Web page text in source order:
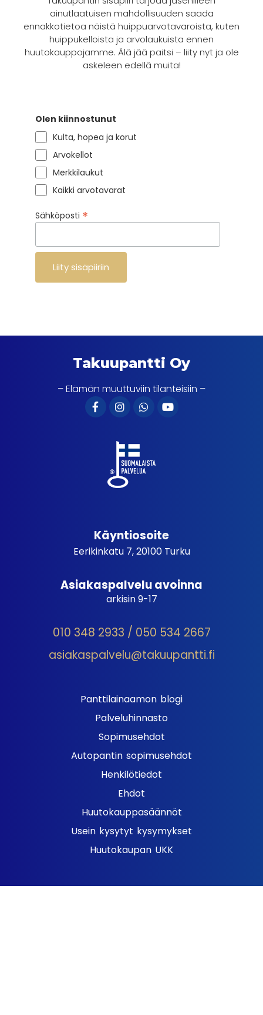
ainutlaatuisen mahdollisuuden saada
ennakkotietoa näistä huippuarvotavaroista, kuten
huippukelloista ja arvolaukuista ennen
huutokauppojamme. Älä jää paitsi – liity nyt ja ole
askeleen edellä muita!
Olen kiinnostunut
Kulta, hopea ja korut
Arvokellot
Merkkilaukut
Kaikki arvotavarat
Sähköposti *
Takuupantti Oy
– Elämän muuttuviin tilanteisiin –
Käyntiosoite
Eerikinkatu 7, 20100 Turku
Asiakaspalvelu avoinna
arkisin 9-17
010 348 2933 / 050 534 2667
asiakaspalvelu@takuupantti.fi
Panttilainaamon blogi
Palveluhinnasto
Sopimusehdot
Autopantin sopimusehdot
Henkilötiedot
Ehdot
Huutokauppasäännöt
Usein kysytyt kysymykset
Huutokaupan UKK